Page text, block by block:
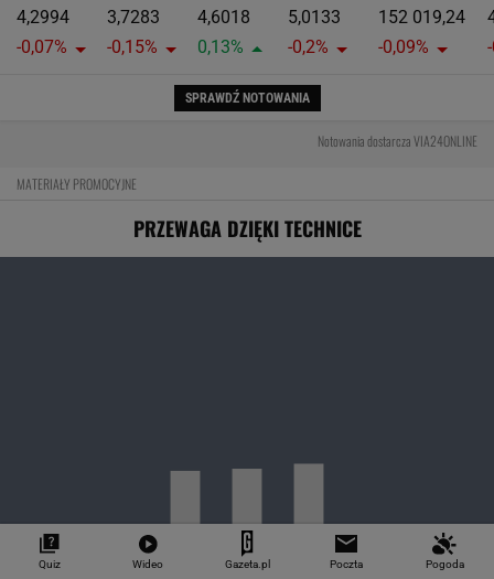
4,2994
-0,07%
3,7283
-0,15%
4,6018
0,13%
5,0133
-0,2%
152 019,24
-0,09%
SPRAWDŹ NOTOWANIA
Notowania dostarcza VIA24ONLINE
MATERIAŁY PROMOCYJNE
PRZEWAGA DZIĘKI TECHNICE
Pierwsza taka hybryda w historii Audi Sport. RS
Quiz Wideo Gazeta.pl Poczta Pogoda